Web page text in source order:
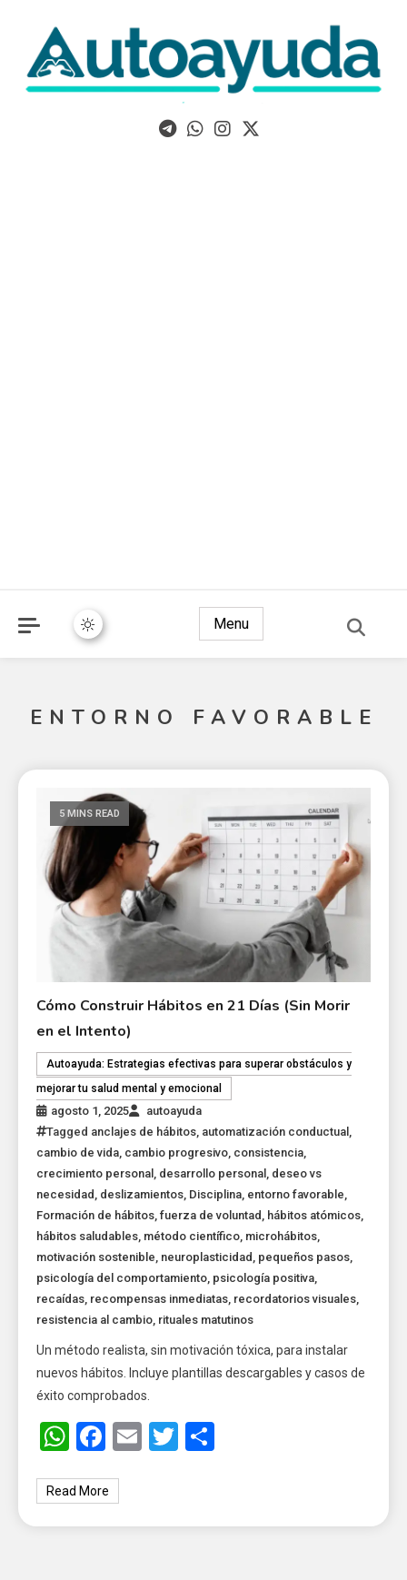
Menu
ENTORNO FAVORABLE
5 MINS READ
Cómo Construir Hábitos en 21 Días (Sin Morir
en el Intento)
Autoayuda: Estrategias efectivas para superar obstáculos y
mejorar tu salud mental y emocional
agosto 1, 2025
autoayuda
Tagged anclajes de hábitos, automatización conductual ,
cambio de vida, cambio progresivo, consistencia,
crecimiento personal , desarrollo personal , deseo vs
necesidad , deslizamientos, Disciplina, entorno favorable,
Formación de hábitos,fuerza de voluntad , hábitos atómicos,
hábitos saludables, método científico, microhábitos,
motivación sostenible, neuroplasticidad , pequeños pasos,
psicología del comportamiento, psicología positiva,
recaídas, recompensas inmediatas, recordatorios visuales,
resistencia al cambio, rituales matutinos
Un método realista, sin motivación tóxica, para instalar
nuevos hábitos. Incluye plantillas descargables y casos de
éxito comprobados.
WhatsApp
Facebook
EmailTwitter
Read More